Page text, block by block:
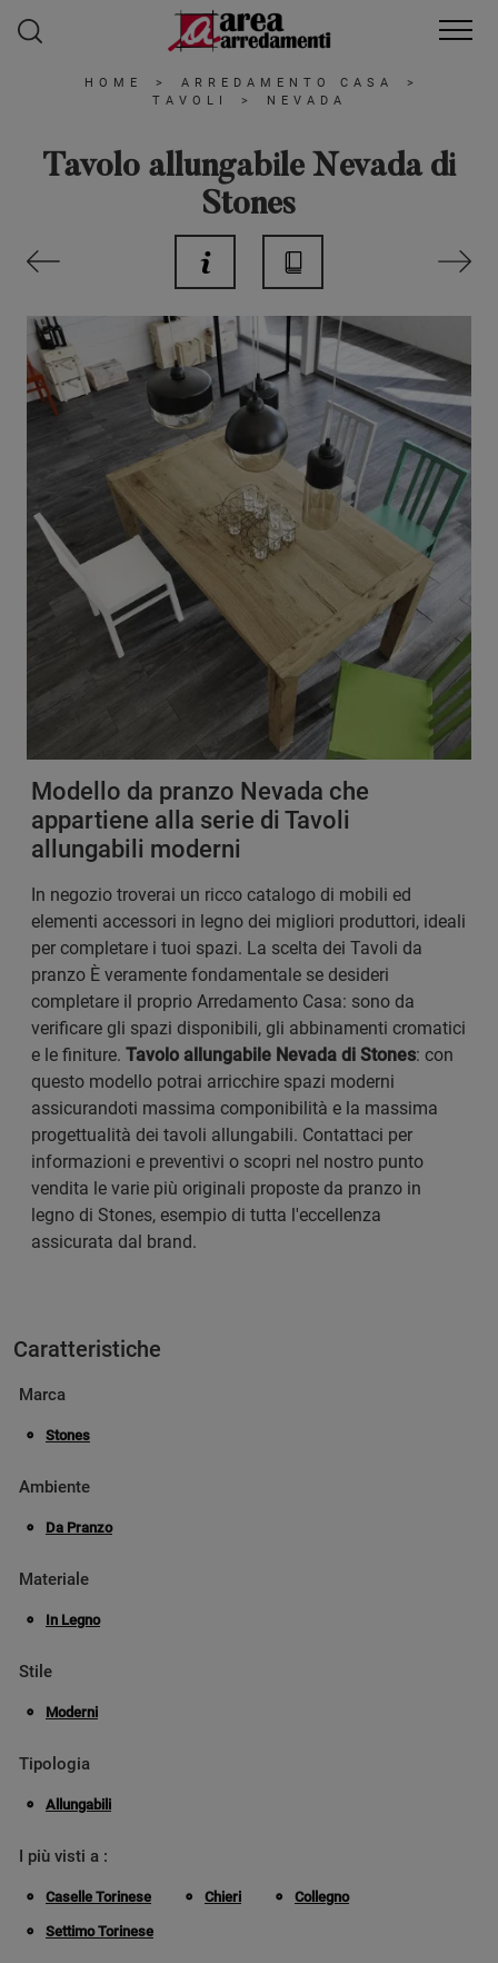
HOME > ARREDAMENTO CASA
>
TAVOLI
> NEVADA
Tavolo allungabile Nevada di
Stones
Modello da pranzo Nevada che
appartiene alla serie di Tavoli
allungabili moderni
In negozio troverai un ricco catalogo di mobili ed
elementi accessori in legno dei migliori produttori, ideali
per completare i tuoi spazi. La scelta dei Tavoli da
pranzo È veramente fondamentale se desideri
completare il proprio Arredamento Casa: sono da
verificare gli spazi disponibili, gli abbinamenti cromatici
e le finiture. Tavolo allungabile Nevada di Stones: con
questo modello potrai arricchire spazi moderni
assicurandoti massima componibilità e la massima
progettualità dei tavoli allungabili. Contattaci per
informazioni e preventivi o scopri nel nostro punto
vendita le varie più originali proposte da pranzo in
legno di Stones, esempio di tutta l'eccellenza
assicurata dal brand.
Caratteristiche
Marca
Stones
Ambiente
Da Pranzo
Materiale
In Legno
Stile
Moderni
Tipologia
Allungabili
I più visti a :
Caselle Torinese Chieri Collegno
Settimo Torinese